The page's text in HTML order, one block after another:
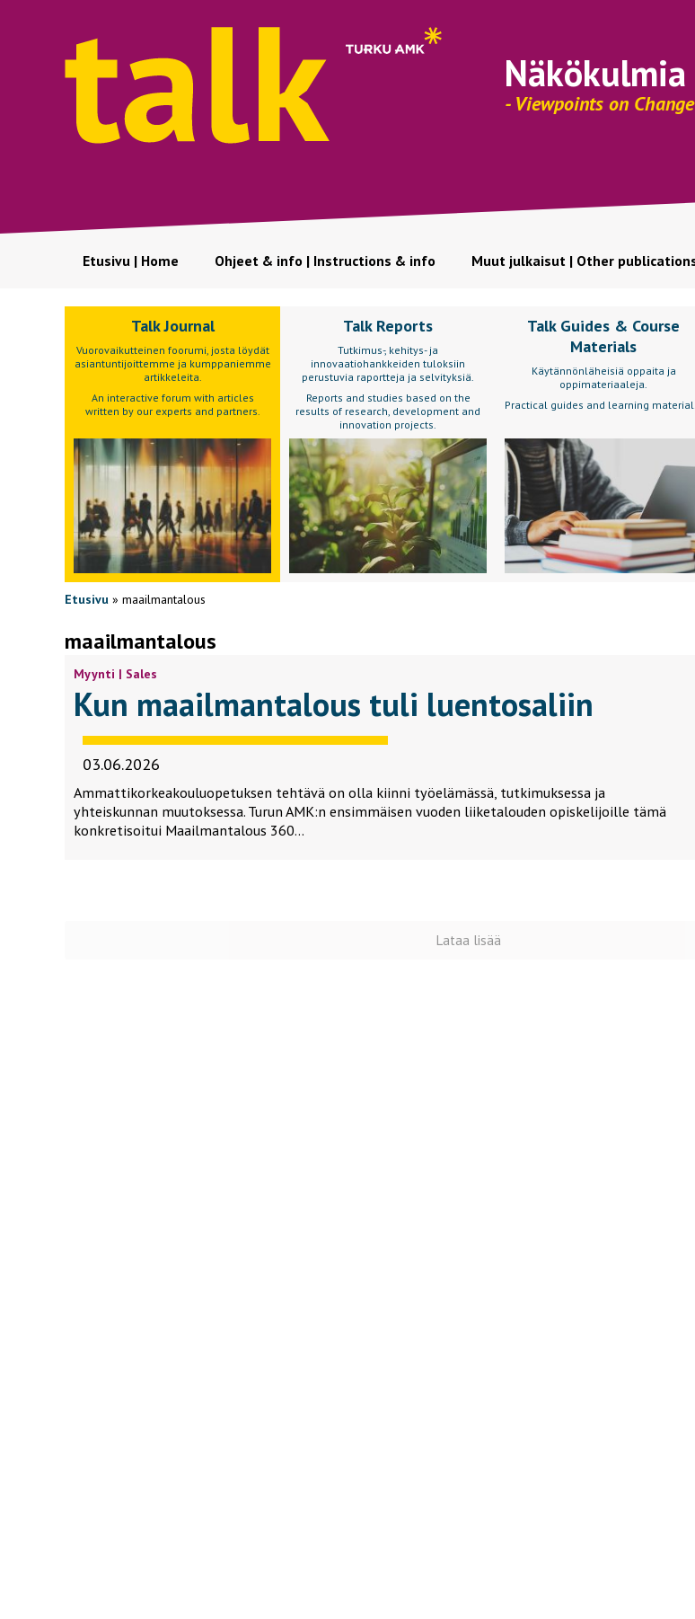
- Viewpoints on Change
Etusivu | Home Ohjeet & info | Instructions & info Muut julkaisut | Other
Talk Journal
Vuorovaikutteinen foorumi, josta löydät
asiantuntijoittemme ja kumppaniemme
artikkeleita.
An interactive forum with articles
written by our experts and partners.
Talk Reports
Tutkimus-, kehitys- ja
innovaatiohankkeiden tuloksiin
perustuvia raportteja ja selvityksiä.
Reports and studies based on the
results of research, development and
innovation projects.
Talk Guides & Course
Materials
Käytännönläheisiä oppaita ja
oppimateriaaleja.
Practical guides and learning
Etusivu » maailmantalous
maailmantalous
Myynti | Sales
Kun maailmantalous tuli luentosaliin
03.06.2026
Ammattikorkeakouluopetuksen tehtävä on olla kiinni työelämässä, tutkimuksessa ja
yhteiskunnan muutoksessa. Turun AMK:n ensimmäisen vuoden liiketalouden opiskelijoille tämä
konkretisoitui Maailmantalous 360…
Lataa lisää